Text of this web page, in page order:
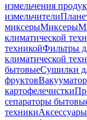
измельчения
измельчители
миксерыМиксеры
климатической
техникойФильтры
климатической
бытовыеСушилки
фруктов
картофелечистки
сепараторы
техники